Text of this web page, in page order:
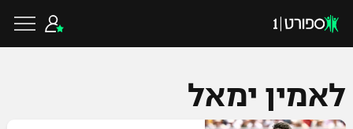
לאמין ימאל